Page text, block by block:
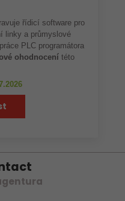
řídicí software pro
linky a průmyslové
PLC programátora
ohodnocení této